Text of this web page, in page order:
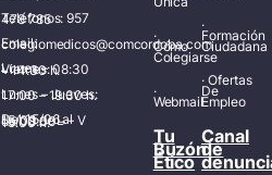
Teléfonos: 957 478 785
Email: colegiomedicos@comcordoba.com
Lunes – Viernes: 08:30 – 14:30 h.
Lunes – Jueves: 17:00 – 19:30 h.
Del 15/06 al 15/09 de L – V de 08:00 – 15:00 h.
·
Cómo
Colegiarse
·
Webmail
·
Formación
Ciudadana
·Ofertas
De
Empleo
Tu
Buzón
Ético
Canal
de